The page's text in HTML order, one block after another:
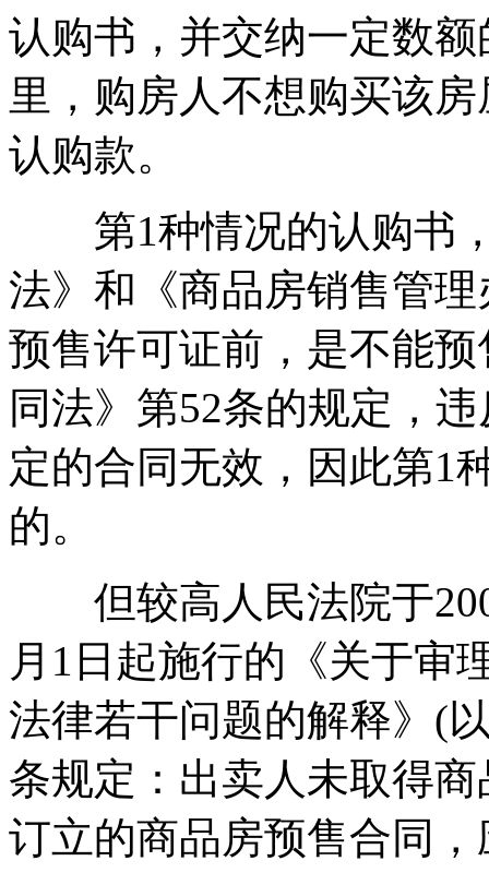
认购书，并交纳一定数
里，购房人不想购买该
认购款。
第1种情况的认购书，
法》和《商品房销售管
预售许可证前，是不能
同法》第52条的规定，
定的合同无效，因此第1
的。
但较高人民法院于
月1日起施行的《关于审
法律若干问题的解释》(
条规定：出卖人未取得
订立的商品房预售合同